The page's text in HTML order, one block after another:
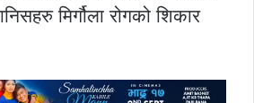
मिर्गौला रोगको शिकार